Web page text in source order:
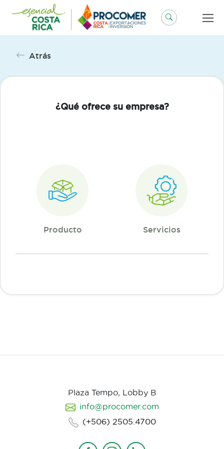
contenido
Atrás
¿Qué ofrece su empresa?
Producto Servicios
Plaza Tempo, Lobby B
info@procomer.com
(+506) 2505.4700